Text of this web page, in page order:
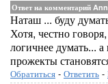
Ответ на комментарий
Наташ ... буду
Хотя, честно
логичнее думать...
прожекты
Обратиться - Ответить -